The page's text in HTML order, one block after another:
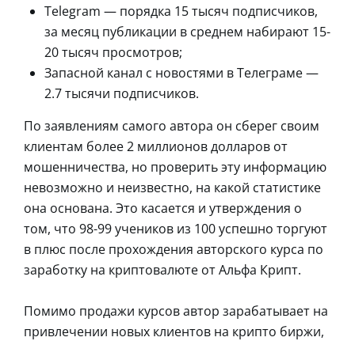
Telegram — порядка 15 тысяч подписчиков,
за месяц публикации в среднем набирают 15-
20 тысяч просмотров;
Запасной канал с новостями в Телеграме —
2.7 тысячи подписчиков.
По заявлениям самого автора он сберег своим
клиентам более 2 миллионов долларов от
мошенничества, но проверить эту информацию
невозможно и неизвестно, на какой статистике
она основана. Это касается и утверждения о
том, что 98-99 учеников из 100 успешно торгуют
в плюс после прохождения авторского курса по
заработку на криптовалюте от Альфа Крипт.
Помимо продажи курсов автор зарабатывает на
привлечении новых клиентов на крипто биржи,